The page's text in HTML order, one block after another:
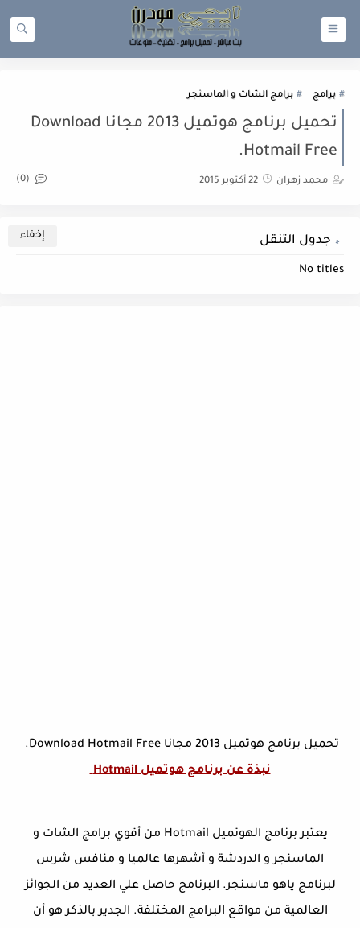
برامج برامج الشات و الماسنجر
تحميل برنامج هوتميل 2013 مجانا Download
Hotmail Free.
محمد زهران 22 أكتوبر 2015 (0)
جدول التنقل
No titles
تحميل برنامج هوتميل 2013 مجانا Download Hotmail Free.
نبذة عن برنامج هوتميل Hotmail
يعتبر برنامج الهوتميل Hotmail من أقوي برامج الشات و
الماسنجر و الدردشة و أشهرها عالميا و منافس شرس
لبرنامج ياهو ماسنجر. البرنامج حاصل علي العديد من الجوائز
العالمية من مواقع البرامج المختلفة. الجدير بالذكر هو أن